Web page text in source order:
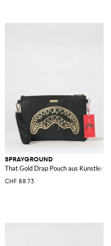
mit Karomuster
SPRAYGROUND
That Gold Drap Pouch aus
CHF 88.73